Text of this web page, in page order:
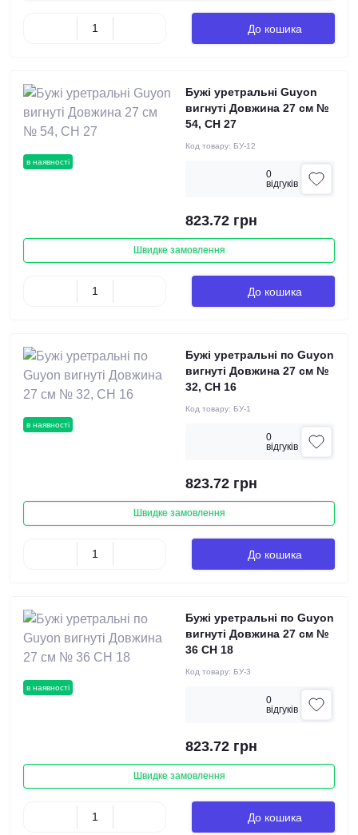
До кошика
в наявності
Бужі уретральні Guyon
вигнуті Довжина 27 см №
54, СН 27
Код товару: БУ-12
0
вiдгукiв
823.72 грн
Швидке замовлення
До кошика
в наявності
Бужі уретральні по Guyon
вигнуті Довжина 27 см №
32, СН 16
Код товару: БУ-1
0
вiдгукiв
823.72 грн
Швидке замовлення
До кошика
в наявності
Бужі уретральні по Guyon
вигнуті Довжина 27 см №
36 СН 18
Код товару: БУ-3
0
вiдгукiв
823.72 грн
Швидке замовлення
До кошика